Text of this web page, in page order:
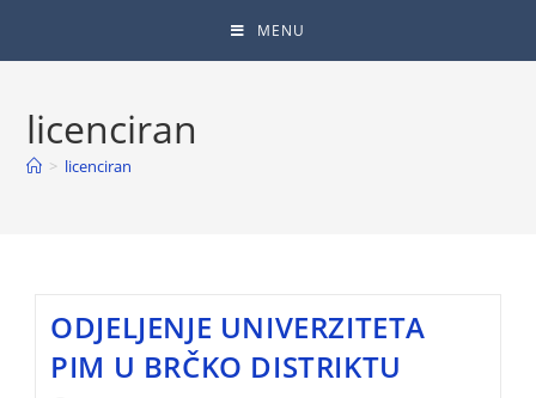
MENU
licenciran
> licenciran
ODJELJENJE UNIVERZITETA
PIM U BRČKO DISTRIKTU